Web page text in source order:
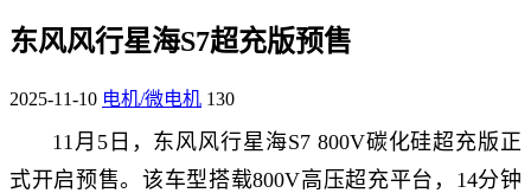
东风风行星海S7超充版预售
2025-11-10 电机/微电机 130
11月5日，东风风行星海S7 800V碳化硅超充版正
式开启预售。该车型搭载800V高压超充平台，14分钟